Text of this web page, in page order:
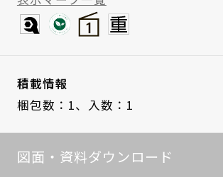
積載情報
梱包数：1、 入数：1
図面・資料ダウンロード